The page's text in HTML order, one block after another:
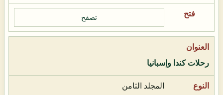
تصفح
رحلات كندا وإسبانيا
المجلد الثامن